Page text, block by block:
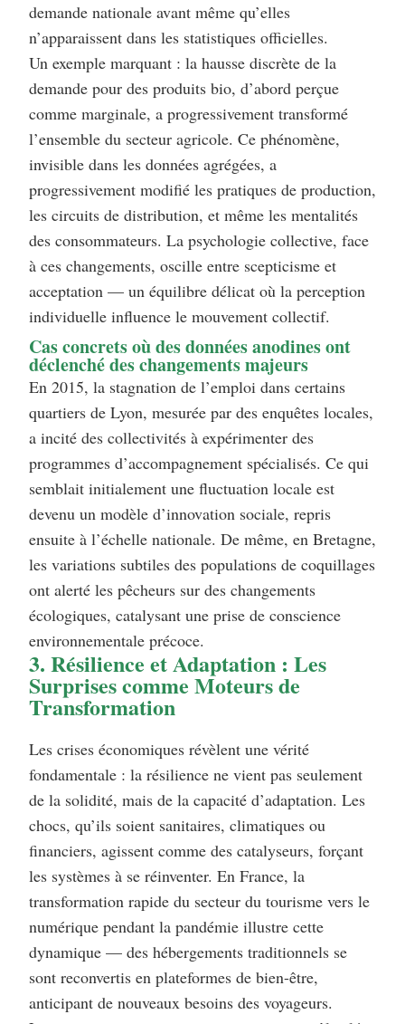
demande nationale avant même qu’elles
n’apparaissent dans les statistiques officielles.
Un exemple marquant : la hausse discrète de la
demande pour des produits bio, d’abord perçue
comme marginale, a progressivement transformé
l’ensemble du secteur agricole. Ce phénomène,
invisible dans les données agrégées, a
progressivement modifié les pratiques de production,
les circuits de distribution, et même les mentalités
des consommateurs. La psychologie collective, face
à ces changements, oscille entre scepticisme et
acceptation — un équilibre délicat où la perception
individuelle influence le mouvement collectif.
Cas concrets où des données anodines ont
déclenché des changements majeurs
En 2015, la stagnation de l’emploi dans certains
quartiers de Lyon, mesurée par des enquêtes locales,
a incité des collectivités à expérimenter des
programmes d’accompagnement spécialisés. Ce qui
semblait initialement une fluctuation locale est
devenu un modèle d’innovation sociale, repris
ensuite à l’échelle nationale. De même, en Bretagne,
les variations subtiles des populations de coquillages
ont alerté les pêcheurs sur des changements
écologiques, catalysant une prise de conscience
environnementale précoce.
3. Résilience et Adaptation : Les
Surprises comme Moteurs de
Transformation
Les crises économiques révèlent une vérité
fondamentale : la résilience ne vient pas seulement
de la solidité, mais de la capacité d’adaptation. Les
chocs, qu’ils soient sanitaires, climatiques ou
financiers, agissent comme des catalyseurs, forçant
les systèmes à se réinventer. En France, la
transformation rapide du secteur du tourisme vers le
numérique pendant la pandémie illustre cette
dynamique — des hébergements traditionnels se
sont reconvertis en plateformes de bien-être,
anticipant de nouveaux besoins des voyageurs.